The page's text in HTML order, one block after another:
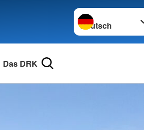
Sprache wechseln zu
Das DRK